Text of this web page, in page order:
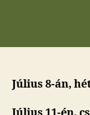
Július 8-án,